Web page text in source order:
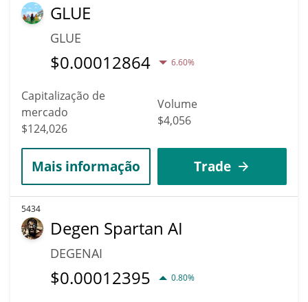
GLUE
GLUE
$0.00012864 6.60%
Capitalização de
mercado
$124,026
Volume
$4,056
Mais informação Trade
5434
Degen Spartan AI
DEGENAI
$0.00012395 0.80%